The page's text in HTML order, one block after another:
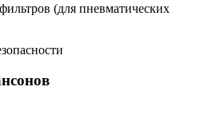
(для пневматических